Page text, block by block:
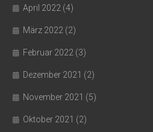
April 2022 (4)
März 2022 (2)
Februar 2022 (3)
Dezember 2021 (2)
November 2021 (5)
Oktober 2021 (2)